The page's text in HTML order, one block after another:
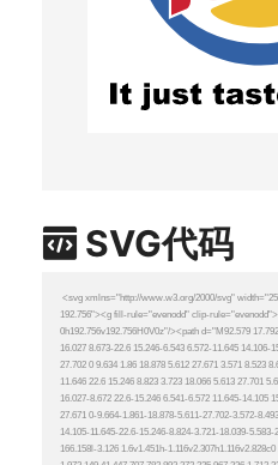
SVG代码